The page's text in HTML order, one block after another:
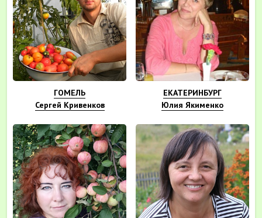
ГОМЕЛЬ
Сергей Кривенков
ЕКАТЕРИНБУРГ
Юлия Якименко